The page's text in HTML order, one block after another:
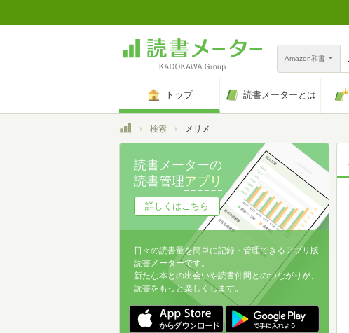
Amazon和書
トップ 読書メーターとは
トップ検索 メリメ
読書メーターの
読書管理アプリ
詳しくはこちら
日々の読書量を簡単に記録・管理できるアプリ版
読書メーターです。
新たな本との出会いや読書仲間とのつながりが、
読書をもっと楽しくします。